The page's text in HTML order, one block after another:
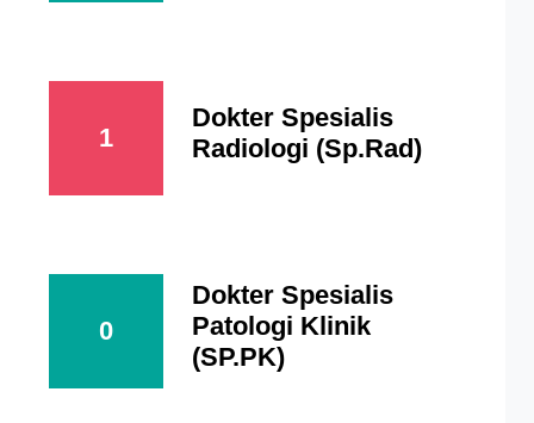
1
Dokter Spesialis
Radiologi (Sp.Rad)
0
Dokter Spesialis
Patologi Klinik
(SP.PK)